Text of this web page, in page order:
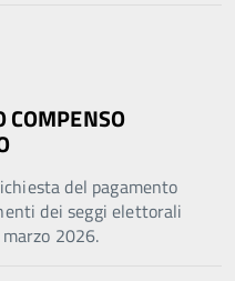
COMPENSO
del pagamento
dei seggi elettorali
2026.